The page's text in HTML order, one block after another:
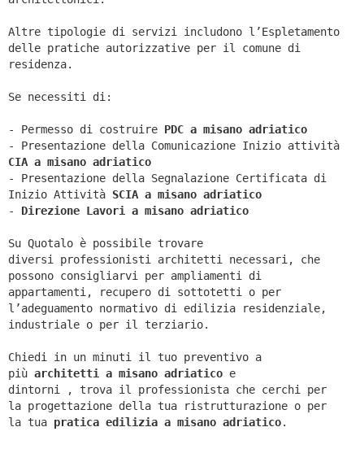
Altre tipologie di servizi includono l’Espletamento
delle pratiche autorizzative per il comune di
residenza.
Se necessiti di:
- Permesso di costruire PDC a misano adriatico
- Presentazione della Comunicazione Inizio attività
CIA a misano adriatico
- Presentazione della Segnalazione Certificata di
Inizio Attività SCIA a misano adriatico
- Direzione Lavori a misano adriatico
Su Quotalo è possibile trovare
diversi professionisti architetti necessari, che
possono consigliarvi per ampliamenti di
appartamenti, recupero di sottotetti o per
l’adeguamento normativo di edilizia residenziale,
industriale o per il terziario.
Chiedi in un minuti il tuo preventivo a
più architetti a misano adriatico e
dintorni ,
trova il professionista che cerchi per
la progettazione della tua ristrutturazione o per
la tua pratica edilizia a misano adriatico.